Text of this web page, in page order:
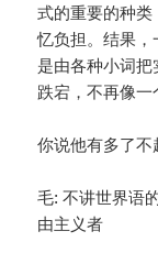
式的重要的种
忆负担。结果
是由各种小词
跌宕，不再像一
你说他有多了不
毛: 不讲世界语
由主义者